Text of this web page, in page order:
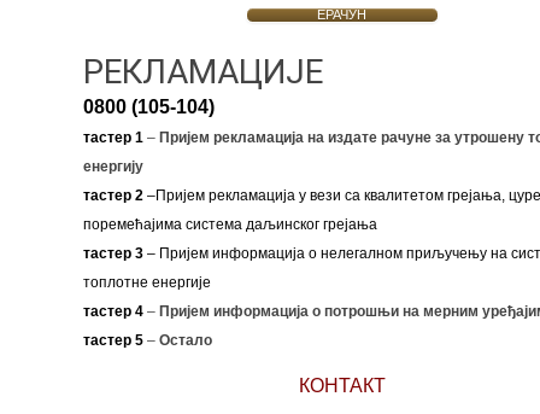
ЕРАЧУН
РЕКЛАМАЦИЈЕ
0800 (105-104)
тастер 1–Пријем рекламација на издате рачуне за утрошену
енергију
тастер 2–Пријем рекламација у вези са квалитетом грејања,
поремећајима система даљинског грејања
тастер 3– Пријем информација о нелегалном приључењу на
топлотне енергије
тастер 4 – Пријем информација о потрошњи на мерним
тастер 5 – Остало
КОНТАКТ